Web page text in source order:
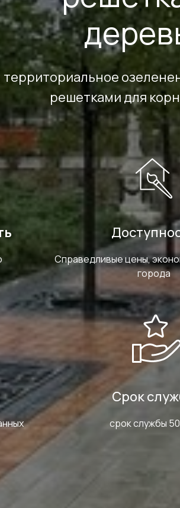
территориальное
решетками для
Справедливые цены,
города
Срок
срок службы